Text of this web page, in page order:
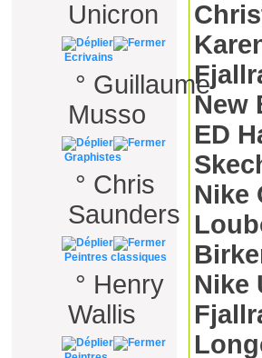
Unicron
Ecrivains
° Guillaume
Musso
Graphistes
° Chris
Saunders
Peintres classiques
° Henry
Wallis
New
ED
Nike
Nike